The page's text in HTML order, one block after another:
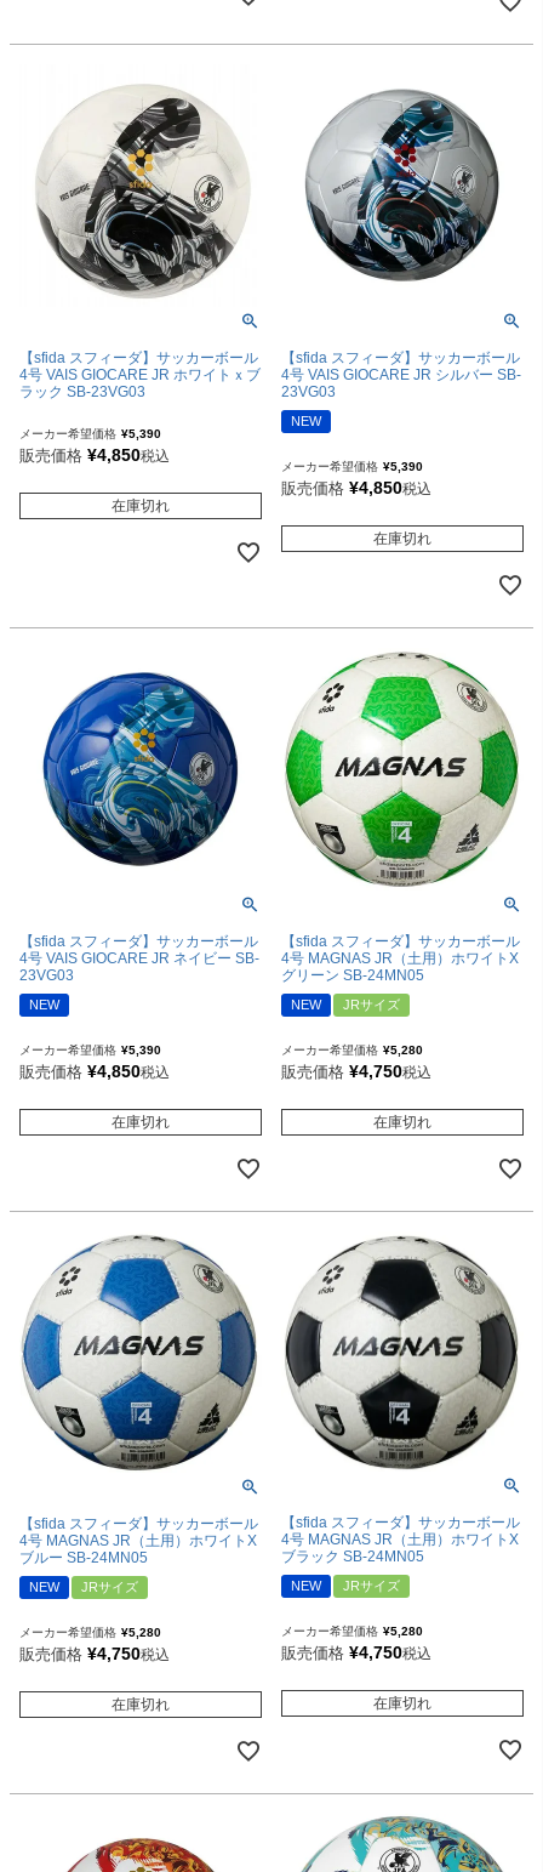
【sfida スフィーダ】サッカーボール
4号 VAIS GIOCARE JR ホワイトｘブ
ラック SB-23VG03
メーカー希望価格 ¥5,390
販売価格 ¥4,850税込
在庫切れ
【sfida スフィーダ】サッカーボール
4号 VAIS GIOCARE JR シルバー SB-
23VG03
NEW
メーカー希望価格 ¥5,390
販売価格 ¥4,850税込
在庫切れ
【sfida スフィーダ】サッカーボール
4号 VAIS GIOCARE JR ネイビー SB-
23VG03
NEW
メーカー希望価格 ¥5,390
販売価格 ¥4,850税込
在庫切れ
【sfida スフィーダ】サッカーボール
4号 MAGNAS JR（土用）ホワイトX
グリーン SB-24MN05
NEW JRサイズ
メーカー希望価格 ¥5,280
販売価格 ¥4,750税込
在庫切れ
【sfida スフィーダ】サッカーボール
4号 MAGNAS JR（土用）ホワイトX
ブルー SB-24MN05
NEW JRサイズ
メーカー希望価格 ¥5,280
販売価格 ¥4,750税込
在庫切れ
【sfida スフィーダ】サッカーボール
4号 MAGNAS JR（土用）ホワイトX
ブラック SB-24MN05
NEW JRサイズ
メーカー希望価格 ¥5,280
販売価格 ¥4,750税込
在庫切れ